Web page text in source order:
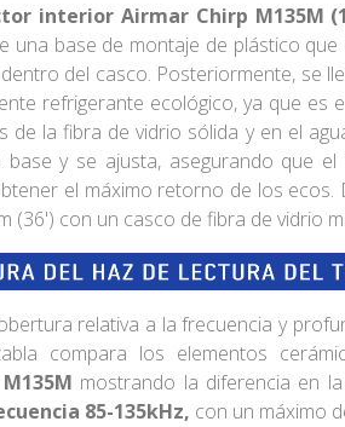
interior Airmar Chirp M135M
una base de montaje de plástico
del casco. Posteriormente, se
refrigerante ecológico, ya que es
de la fibra de vidrio sólida y en el
base y se ajusta, asegurando que
el máximo retorno de los
(36') con un casco de fibra de vidrio
relativa a la frecuencia y
compara los elementos
M135M mostrando la diferencia en
85-135kHz, con un máximo